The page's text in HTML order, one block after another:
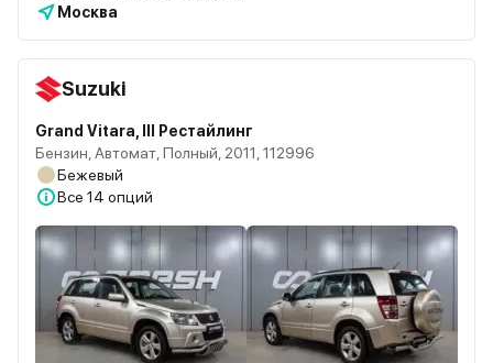
Москва
Suzuki
Grand Vitara, III Рестайлинг
Бензин, Автомат, Полный, 2011, 112996
Бежевый
Все 14 опций